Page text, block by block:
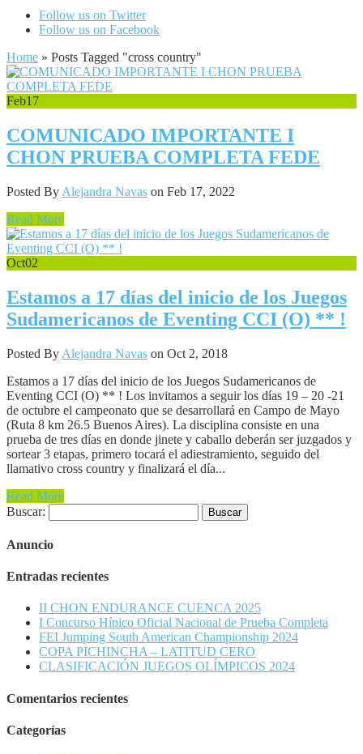
Follow us on Twitter
Follow us on Facebook
Home » Posts Tagged "cross country"
Feb17
COMUNICADO IMPORTANTE I
CHON PRUEBA COMPLETA FEDE
Posted By Alejandra Navas on Feb 17, 2022
Read More
Oct02
Estamos a 17 días del inicio de los Juegos
Sudamericanos de Eventing CCI (O) ** !
Posted By Alejandra Navas on Oct 2, 2018
Estamos a 17 días del inicio de los Juegos Sudamericanos de
Eventing CCI (O) ** ! Los invitamos a seguir los días 19 – 20 -21
de octubre el campeonato que se desarrollará en Campo de Mayo
(Ruta 8 km 26.5 Buenos Aires). La disciplina consiste en una
prueba de tres días en donde jinete y caballo deberán ser juzgados y
sortear 3 etapas, primero tocará el adiestramiento, seguido del
llamativo cross country y finalizará el día...
Read More
Buscar:
Anuncio
Entradas recientes
II CHON ENDURANCE CUENCA 2025
I Concurso Hípico Oficial Nacional de Prueba Completa
FEI Jumping South American Championship 2024
COPA PICHINCHA – LATITUD CERO
CLASIFICACIÓN JUEGOS OLÍMPICOS 2024
Comentarios recientes
Categorías